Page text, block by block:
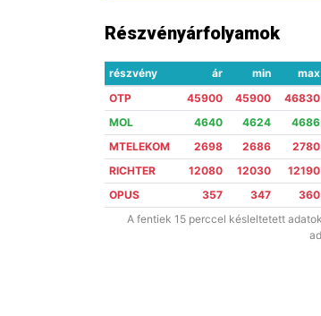
Részvényárfolyamok
részvény ár min max
OTP
45900 45900 46830
MOL
4640 4624 4686
MTELEKOM
2698 2686 2780
RICHTER
12080 12030 12190
OPUS
357 347 360
A fentiek 15 perccel késleltetett